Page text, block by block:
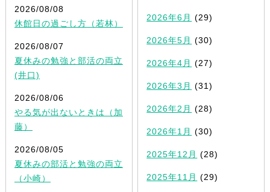
2026/08/08
休館日の過ごし方（若林）
2026/08/07
夏休みの勉強と部活の両立
(井口)
2026/08/06
やる気が出ないときは（加
藤）
2026/08/05
夏休みの部活と勉強の両立
（小崎）
2026年6月 (29)
2026年5月 (30)
2026年4月 (27)
2026年3月 (31)
2026年2月 (28)
2026年1月 (30)
2025年12月 (28)
2025年11月 (29)